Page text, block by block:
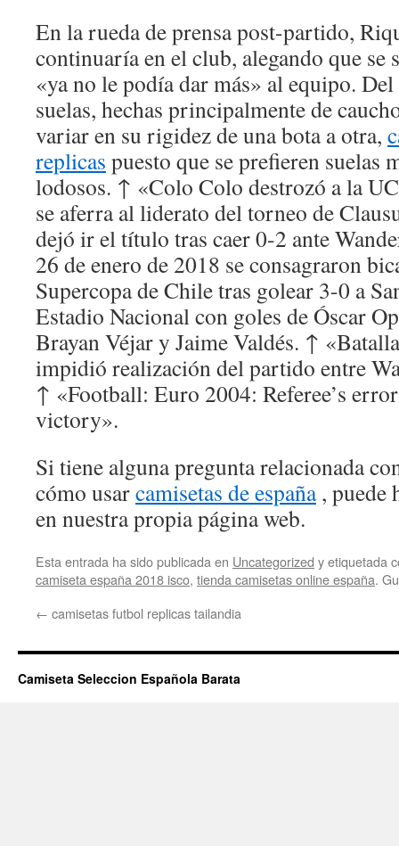
En la rueda de prensa post-partido,
continuaría en el club, alegando que se
«ya no le podía dar más» al equipo.
suelas, hechas principalmente de
variar en su rigidez de una bota a otra,
replicas puesto que se prefieren suelas
lodosos. ↑ «Colo Colo destrozó a la
se aferra al liderato del torneo de
dejó ir el título tras caer 0-2 ante
26 de enero de 2018 se consagraron
Supercopa de Chile tras golear 3-0 a
Estadio Nacional con goles de Óscar
Brayan Véjar y Jaime Valdés. ↑
impidió realización del partido entre
↑ «Football: Euro 2004: Referee’s
victory».
Si tiene alguna pregunta relacionada
cómo usarcamisetas de españa, puede
en nuestra propia página web.
Esta entrada ha sido publicada en Uncategorized y etiquetada
camiseta españa 2018 isco, tienda camisetas online españa.
← camisetas futbol replicas tailandia
Camiseta Seleccion Española Barata